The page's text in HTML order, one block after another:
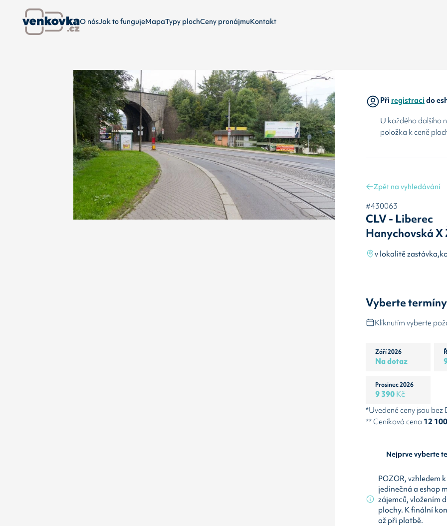
O násJak to fungujeMapaTypy plochCeny pronájmuKontakt
Přiregistracido
U každého dalšího
položka k ceně
Zpět na vyhledávání
#430063
CLV - Liberec
Hanychovská
v lokalitě
Vyberte
Kliknutím vyberte
Září 2026
Na dotaz
Prosinec 2026
9 390Kč
*Uvedené ceny jsou bez
** Ceníková cena 12 100
Nejprve vyberte
POZOR, vzhledem
jedinečná a eshop
zájemců, vložením
plochy. K finální
až při platbě.